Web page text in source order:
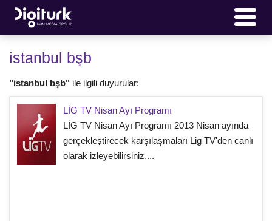
istanbul bşb
"istanbul bşb" ile ilgili duyurular:
LİG TV Nisan Ayı Programı
LİG TV Nisan Ayı Programı 2013 Nisan ayında
gerçekleştirecek karşılaşmaları Lig TV'den canlı
olarak izleyebilirsiniz....